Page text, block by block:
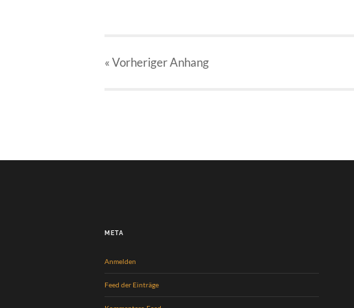
« VorherigerAnhang
META
Anmelden
Feed der Einträge